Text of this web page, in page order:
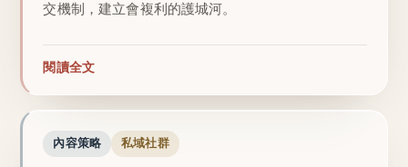
交機制，建立會複利的護城河。
閱讀全文
內容策略 私域社群